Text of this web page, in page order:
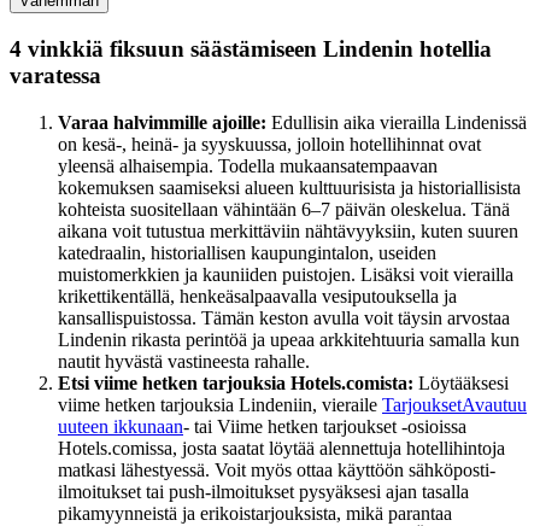
4 vinkkiä fiksuun säästämiseen Lindenin hotellia
varatessa
Varaa halvimmille ajoille: Edullisin aika vierailla Lindenissä
on kesä-, heinä- ja syyskuussa, jolloin hotellihinnat ovat
yleensä alhaisempia. Todella mukaansatempaavan
kokemuksen saamiseksi alueen kulttuurisista ja historiallisista
kohteista suositellaan vähintään 6–7 päivän oleskelua. Tänä
aikana voit tutustua merkittäviin nähtävyyksiin, kuten suuren
katedraalin, historiallisen kaupungintalon, useiden
muistomerkkien ja kauniiden puistojen. Lisäksi voit vierailla
krikettikentällä, henkeäsalpaavalla vesiputouksella ja
kansallispuistossa. Tämän keston avulla voit täysin arvostaa
Lindenin rikasta perintöä ja upeaa arkkitehtuuria samalla kun
nautit hyvästä vastineesta rahalle.
Etsi viime hetken tarjouksia Hotels.comista: Löytääksesi
viime hetken tarjouksia Lindeniin, vieraile TarjouksetAvautuu
uuteen ikkunaan- tai Viime hetken tarjoukset -osioissa
Hotels.comissa, josta saatat löytää alennettuja hotellihintoja
matkasi lähestyessä. Voit myös ottaa käyttöön sähköposti-
ilmoitukset tai push-ilmoitukset pysyäksesi ajan tasalla
pikamyynneistä ja erikoistarjouksista, mikä parantaa